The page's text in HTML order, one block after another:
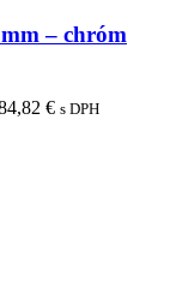
– chróm
€ s DPH